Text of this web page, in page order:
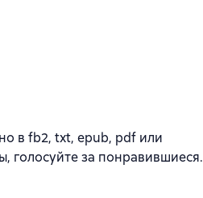
в fb2, txt, epub, pdf или
голосуйте за понравившиеся.